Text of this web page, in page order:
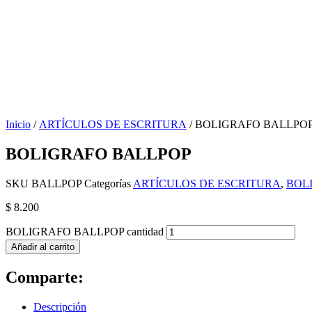
Inicio / ARTÍCULOS DE ESCRITURA / BOLIGRAFO
BOLIGRAFO BALLPOP
SKU BALLPOPCategorías ARTÍCULOS DE ESCRITURA,
$ 8.200
BOLIGRAFO BALLPOP cantidad
Añadir al carrito
Comparte:
Descripción